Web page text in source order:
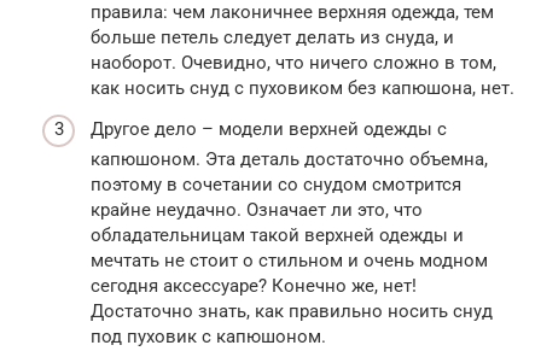
правила: чем лаконичнее верхняя одежда, тем
больше петель следует делать из снуда, и
наоборот. Очевидно, что ничего сложно в том,
как носить снуд с пуховиком без капюшона, нет.
Другое дело – модели верхней одежды с
капюшоном. Эта деталь достаточно объемна,
поэтому в сочетании со снудом смотрится
крайне неудачно. Означает ли это, что
обладательницам такой верхней одежды и
мечтать не стоит о стильном и очень модном
сегодня аксессуаре? Конечно же, нет!
Достаточно знать, как правильно носить снуд
под пуховик с капюшоном.